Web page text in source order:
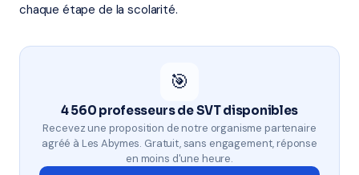
chaque étape de la scolarité.
🎯
4 560 professeurs de SVT disponibles
Recevez une proposition de notre organisme partenaire
agréé à Les Abymes. Gratuit, sans engagement, réponse
en moins d'une heure.